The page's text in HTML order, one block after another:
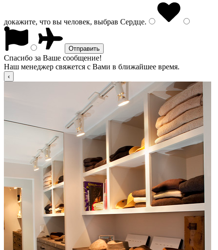
докажите, что вы человек, выбрав Сердце.
Спасибо за Ваше сообщение!
Наш менеджер свяжется с Вами в ближайшее время.